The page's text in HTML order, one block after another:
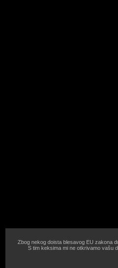
Zbog nekog doista blesavog EU zakona
S tim keksima mi ne otkrivamo vašu